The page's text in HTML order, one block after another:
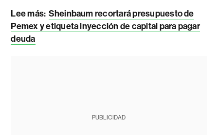
Lee más: Sheinbaum recortará presupuesto de
Pemex y etiqueta inyección de capital para pagar
deuda
PUBLICIDAD